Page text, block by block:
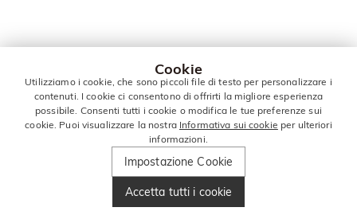
Cookie
Utilizziamo i cookie, che sono piccoli file di testo per personalizzare i
contenuti. I cookie ci consentono di offrirti la migliore esperienza
possibile. Consenti tutti i cookie o modifica le tue preferenze sui
cookie. Puoi visualizzare la nostra Informativa sui cookie per ulteriori
informazioni.
Impostazione Cookie
Accetta tutti i cookie